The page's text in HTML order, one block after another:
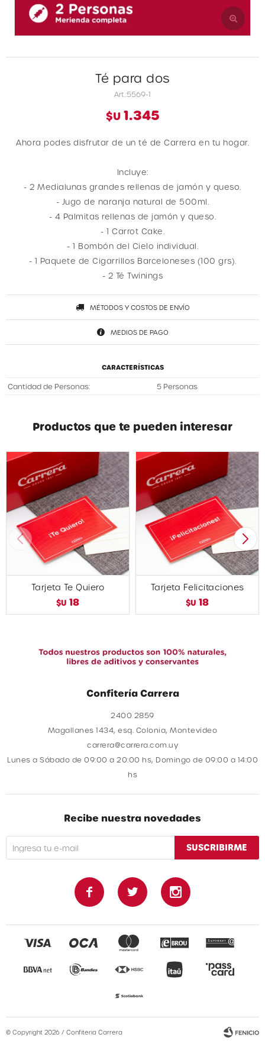
Té para dos
5569-1
$U 1.345
Ahora podes disfrutar de un té de Carrera en tu hogar.
Incluye:
- 2 Medialunas grandes rellenas de jamón y queso.
- Jugo de naranja natural de 500ml.
- 4 Palmitas rellenas de jamón y queso.
- 1 Carrot Cake.
- 1 Bombón del Cielo individual.
- 1 Paquete de Cigarrillos Barceloneses (100 grs).
- 2 Té Twinings
MÉTODOS Y COSTOS DE ENVÍO
MEDIOS DE PAGO
CARACTERÍSTICAS
Cantidad de Personas 5 Personas
Productos que te pueden interesar
Tarjeta Te Quiero
$U 18
Tarjeta Felicitaciones
$U 18
Confitería Carrera
2400 2859
Magallanes 1434, esq. Colonia, Montevideo
carrera@carrera.com.uy
Lunes a Sábado de 09:00 a 20:00 hs, Domingo de 09:00 a 14:00
hs
Recibe nuestra novedades
SUSCRIBIRME
  
© Copyright 2026 / Confiteria Carrera